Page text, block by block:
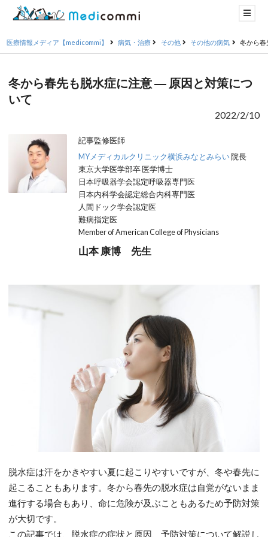
医療情報メディア【medicommi】 病気・治療 その他 その他の病気 冬から
冬から春先も脱水症に注意 ― 原因と対策につ
いて
2022/2/10
記事監修医師
MYメディカルクリニック横浜みなとみらい院長
東京大学医学部卒 医学博士
日本呼吸器学会認定呼吸器専門医
日本内科学会認定総合内科専門医
人間ドック学会認定医
難病指定医
Member of American College of Physicians
山本 康博 先生
脱水症は汗をかきやすい夏に起こりやすいですが、冬や春先に
起こることもあります。冬から春先の脱水症は自覚がないまま
進行する場合もあり、命に危険が及ぶこともあるため予防対策
が大切です。
この記事では、脱水症の症状と原因、予防対策について解説し